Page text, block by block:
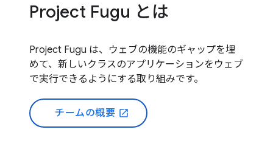
Project Fugu とは
Project Fugu は、ウェブの機能のギャップを埋
めて、新しいクラスのアプリケーションをウェブ
で実行できるようにする取り組みです。
チームの概要 open_in_new